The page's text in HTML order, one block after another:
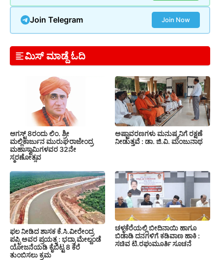
Join Telegram Join Now
ಮಿಸ್ ಮಾಡ್ದೆ ಓದಿ
ಆಗಸ್ಟ್ 8ರಂದು ಲಿಂ. ಶ್ರೀ
ಮಲ್ಲಿಕಾರ್ಜುನ ಮುರುಘರಾಜೇಂದ್ರ
ಮಹಾಸ್ವಾಮಿಗಳವರ 32ನೇ
ಸ್ಮರಣೋತ್ಸವ
ಅಷ್ಟಾವರಣಗಳು ಮನುಷ್ಯನಿಗೆ ರಕ್ಷಣೆ
ನೀಡುತ್ತವೆ : ಡಾ. ಜಿ.ವಿ. ಮಂಜುನಾಥ
ಫಲ ನೀಡಿದ ಶಾಸಕ ಕೆ.ಸಿ.ವೀರೇಂದ್ರ
ಪಪ್ಪಿ ಅವರ ಪ್ರಯತ್ನ : ಭದ್ರಾ ಮೇಲ್ದಂಡೆ
ಯೋಜನೆಯಡಿ ಕೈಬಿಟ್ಟ 8 ಕೆರೆ
ತುಂಬಿಸಲು ಕ್ರಮ
ಚಳ್ಳಕೆರೆಯಲ್ಲಿ ಬೀದಿನಾಯಿ ಹಾಗೂ
ಬಿಡಾಡಿ ದನಗಳಿಗೆ ಕಡಿವಾಣ ಹಾಕಿ :
ಸಚಿವ ಟಿ.ರಘುಮೂರ್ತಿ ಸೂಚನೆ